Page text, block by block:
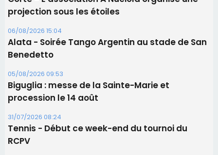
projection sous les étoiles
06/08/2026 15:04
Alata - Soirée Tango Argentin au stade de San
Benedetto
05/08/2026 09:53
Biguglia : messe de la Sainte-Marie et
procession le 14 août
31/07/2026 08:24
Tennis - Début ce week-end du tournoi du
RCPV